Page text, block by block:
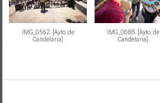
IMG_0562. [Ayto. de
Candelaria]
IMG_0688. [Ayto. de
Candelaria]